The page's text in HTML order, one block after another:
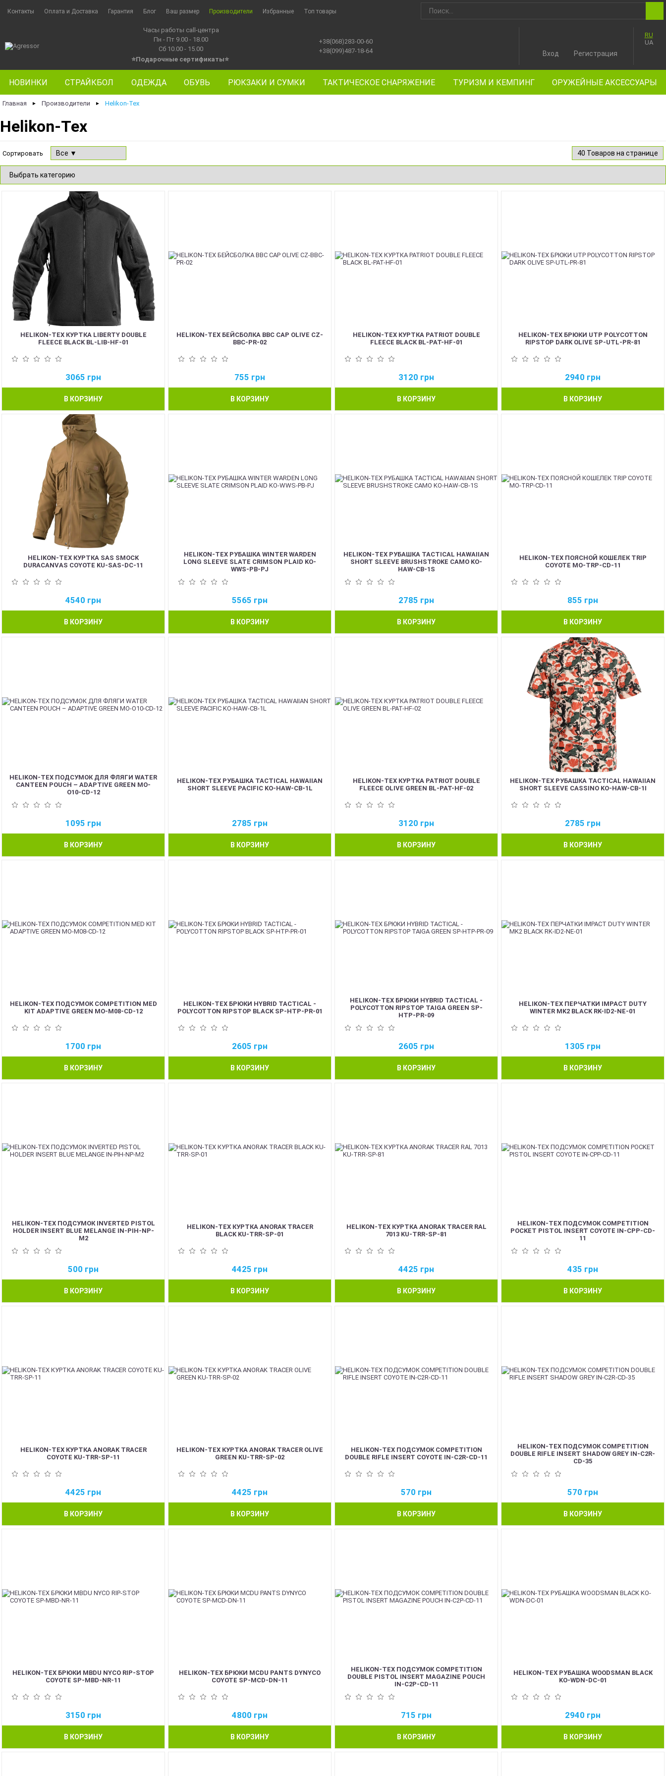
Контакты Оплата и Доставка Гарантия Блог Ваш размер Производители Избранные Топ товары
Часы работы call-центра
Пн - Пт 9.00 - 18.00
Сб 10.00 - 15.00
⭐Подарочные сертификаты⭐
+38(068)283-00-60
+38(099)487-18-64
RU
UA
Вход Регистрация
НОВИНКИ СТРАЙКБОЛ ОДЕЖДА ОБУВЬ РЮКЗАКИ И СУМКИ ТАКТИЧЕСКОЕ СНАРЯЖЕНИЕ ТУРИЗМ И КЕМПИНГ ОРУЖЕЙНЫЕ АКСЕССУАРЫ
Главная ► Производители ► Helikon-Tex
Helikon-Tex
Сортировать
HELIKON-TEX КУРТКА LIBERTY DOUBLE
FLEECE BLACK BL-LIB-HF-01
3065 грн
В КОРЗИНУ
HELIKON-TEX БЕЙСБОЛКА BBC CAP OLIVE CZ-
BBC-PR-02
755 грн
В КОРЗИНУ
HELIKON-TEX КУРТКА PATRIOT DOUBLE
FLEECE BLACK BL-PAT-HF-01
3120 грн
В КОРЗИНУ
HELIKON-TEX БРЮКИ UTP POLYCOTTON
RIPSTOP DARK OLIVE SP-UTL-PR-81
2940 грн
В КОРЗИНУ
HELIKON-TEX КУРТКА SAS SMOCK
DURACANVAS COYOTE KU-SAS-DC-11
4540 грн
В КОРЗИНУ
HELIKON-TEX РУБАШКА WINTER WARDEN
LONG SLEEVE SLATE CRIMSON PLAID KO-
WWS-PB-PJ
5565 грн
В КОРЗИНУ
HELIKON-TEX РУБАШКА TACTICAL HAWAIIAN
SHORT SLEEVE BRUSHSTROKE CAMO KO-
HAW-CB-1S
2785 грн
В КОРЗИНУ
HELIKON-TEX ПОЯСНОЙ КОШЕЛЕК TRIP
COYOTE MO-TRP-CD-11
855 грн
В КОРЗИНУ
HELIKON-TEX ПОДСУМОК ДЛЯ ФЛЯГИ WATER
CANTEEN POUCH – ADAPTIVE GREEN MO-
O10-CD-12
1095 грн
В КОРЗИНУ
HELIKON-TEX РУБАШКА TACTICAL HAWAIIAN
SHORT SLEEVE PACIFIC KO-HAW-CB-1L
2785 грн
В КОРЗИНУ
HELIKON-TEX КУРТКА PATRIOT DOUBLE
FLEECE OLIVE GREEN BL-PAT-HF-02
3120 грн
В КОРЗИНУ
HELIKON-TEX РУБАШКА TACTICAL HAWAIIAN
SHORT SLEEVE CASSINO KO-HAW-CB-1I
2785 грн
В КОРЗИНУ
HELIKON-TEX ПОДСУМОК COMPETITION MED
KIT ADAPTIVE GREEN MO-M08-CD-12
1700 грн
В КОРЗИНУ
HELIKON-TEX БРЮКИ HYBRID TACTICAL -
POLYCOTTON RIPSTOP BLACK SP-HTP-PR-01
2605 грн
В КОРЗИНУ
HELIKON-TEX БРЮКИ HYBRID TACTICAL -
POLYCOTTON RIPSTOP TAIGA GREEN SP-
HTP-PR-09
2605 грн
В КОРЗИНУ
HELIKON-TEX ПЕРЧАТКИ IMPACT DUTY
WINTER MK2 BLACK RK-ID2-NE-01
1305 грн
В КОРЗИНУ
HELIKON-TEX ПОДСУМОК INVERTED PISTOL
HOLDER INSERT BLUE MELANGE IN-PIH-NP-
M2
500 грн
В КОРЗИНУ
HELIKON-TEX КУРТКА ANORAK TRACER
BLACK KU-TRR-SP-01
4425 грн
В КОРЗИНУ
HELIKON-TEX КУРТКА ANORAK TRACER RAL
7013 KU-TRR-SP-81
4425 грн
В КОРЗИНУ
HELIKON-TEX ПОДСУМОК COMPETITION
POCKET PISTOL INSERT COYOTE IN-CPP-CD-
11
435 грн
В КОРЗИНУ
HELIKON-TEX КУРТКА ANORAK TRACER
COYOTE KU-TRR-SP-11
4425 грн
В КОРЗИНУ
HELIKON-TEX КУРТКА ANORAK TRACER OLIVE
GREEN KU-TRR-SP-02
4425 грн
В КОРЗИНУ
HELIKON-TEX ПОДСУМОК COMPETITION
DOUBLE RIFLE INSERT COYOTE IN-C2R-CD-11
570 грн
В КОРЗИНУ
HELIKON-TEX ПОДСУМОК COMPETITION
DOUBLE RIFLE INSERT SHADOW GREY IN-C2R-
CD-35
570 грн
В КОРЗИНУ
HELIKON-TEX БРЮКИ MBDU NYCO RIP-STOP
COYOTE SP-MBD-NR-11
3150 грн
В КОРЗИНУ
HELIKON-TEX БРЮКИ MCDU PANTS DYNYCO
COYOTE SP-MCD-DN-11
4800 грн
В КОРЗИНУ
HELIKON-TEX ПОДСУМОК COMPETITION
DOUBLE PISTOL INSERT MAGAZINE POUCH
IN-C2P-CD-11
715 грн
В КОРЗИНУ
HELIKON-TEX РУБАШКА WOODSMAN BLACK
KO-WDN-DC-01
2940 грн
В КОРЗИНУ